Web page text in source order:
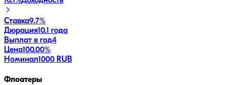
Ставка9.7%
Дюрация10.1 года
Выплат в год4
Цена100.00%
Номинал1000 RUB
Флоатеры